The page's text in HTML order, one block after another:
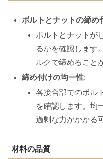
ボルトとナットの締め
ボルトとナットが
るかを確認します
ルクで締めること
締め付けの均一性:
各接合部でのボル
を確認します。均
過剰な力がかかる
材料の品質